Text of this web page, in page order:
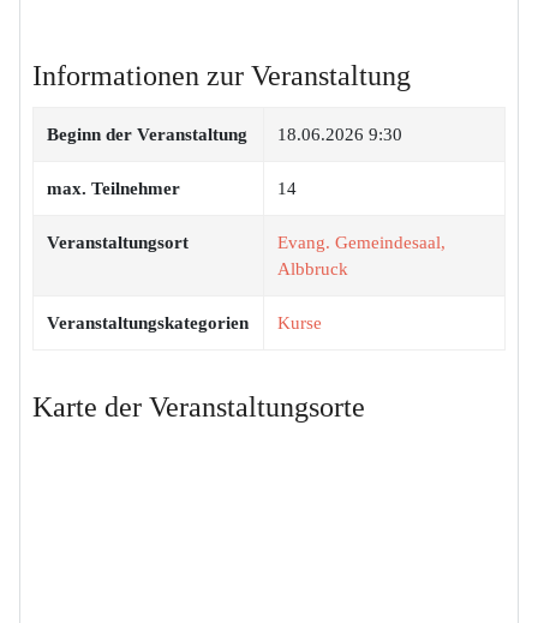
Informationen zur Veranstaltung
Beginn der Veranstaltung 18.06.2026 9:30
max. Teilnehmer 14
Veranstaltungsort
Evang. Gemeindesaal,
Albbruck
Veranstaltungskategorien Kurse
Karte der Veranstaltungsorte